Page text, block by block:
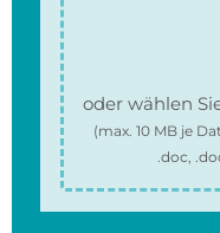
oder wählen
(max. 10 MBje
.doc,